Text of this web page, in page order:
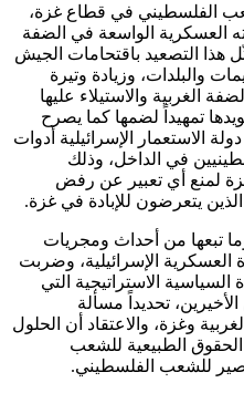
الفلسطيني في قطاع غزة،
العسكرية الواسعة في الضفة
هذا التصعيد باقتحامات الجيش
والبلدات، وزيادة وتيرة
الغربية والاستيلاء عليها
تمهيداً لضمها كما يصرح
الاستعمار الإسرائيلية أدوات
في الداخل، وذلك
لمنع أي تعبير عن رفض
يتعرضون للإبادة في غزة.
تبعها من أحداث ومجريات
الإسرائيلية، وضربت
السياسية الاستراتيجية التي
تحديداً مسألة
وغزة، والاعتقاد أن الحلول
الحقوق الطبيعية للشعب
للشعب الفلسطيني.